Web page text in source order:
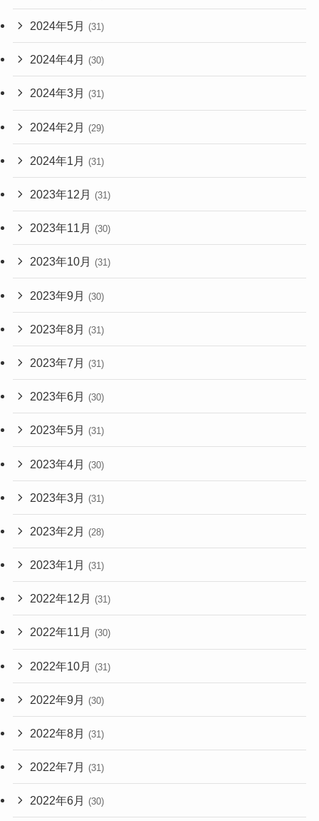
2024年5月 (31)
2024年4月 (30)
2024年3月 (31)
2024年2月 (29)
2024年1月 (31)
2023年12月 (31)
2023年11月 (30)
2023年10月 (31)
2023年9月 (30)
2023年8月 (31)
2023年7月 (31)
2023年6月 (30)
2023年5月 (31)
2023年4月 (30)
2023年3月 (31)
2023年2月 (28)
2023年1月 (31)
2022年12月 (31)
2022年11月 (30)
2022年10月 (31)
2022年9月 (30)
2022年8月 (31)
2022年7月 (31)
2022年6月 (30)